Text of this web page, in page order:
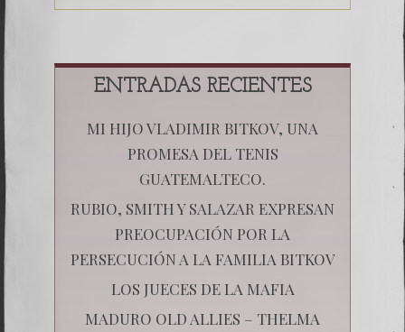
ENTRADAS RECIENTES
MI HIJO VLADIMIR BITKOV, UNA
PROMESA DEL TENIS
GUATEMALTECO.
RUBIO, SMITH Y SALAZAR EXPRESAN
PREOCUPACIÓN POR LA
PERSECUCIÓN A LA FAMILIA BITKOV
LOS JUECES DE LA MAFIA
MADURO OLD ALLIES – THELMA